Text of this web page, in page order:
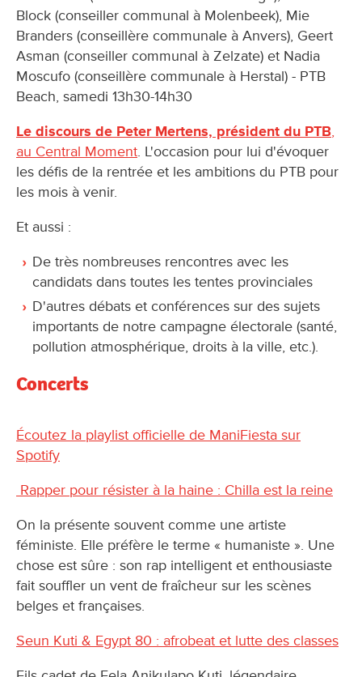
Block (conseiller communal à Molenbeek), Mie
Branders (conseillère communale à Anvers), Geert
Asman (conseiller communal à Zelzate) et Nadia
Moscufo (conseillère communale à Herstal) - PTB
Beach, samedi 13h30-14h30
Le discours de Peter Mertens, président du PTB,
au Central Moment. L'occasion pour lui d'évoquer
les défis de la rentrée et les ambitions du PTB pour
les mois à venir.
Et aussi :
De très nombreuses rencontres avec les
candidats dans toutes les tentes provinciales
D'autres débats et conférences sur des sujets
importants de notre campagne électorale (santé,
pollution atmosphérique, droits à la ville, etc.).
Concerts
Écoutez la playlist officielle de ManiFiesta sur
Spotify
Rapper pour résister à la haine : Chilla est la reine
On la présente souvent comme une artiste
féministe. Elle préfère le terme « humaniste ». Une
chose est sûre : son rap intelligent et enthousiaste
fait souffler un vent de fraîcheur sur les scènes
belges et françaises.
Seun Kuti & Egypt 80 : afrobeat et lutte des classes